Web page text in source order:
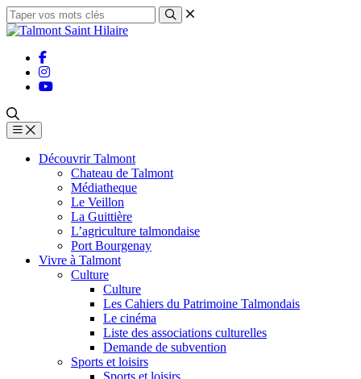
Découvrir Talmont
Chateau de Talmont
Médiatheque
Le Veillon
La Guittière
L’agriculture talmondaise
Port Bourgenay
Vivre à Talmont
Culture
Culture
Les Cahiers du Patrimoine Talmondais
Le cinéma
Liste des associations culturelles
Demande de subvention
Sports et loisirs
Sports et loisirs